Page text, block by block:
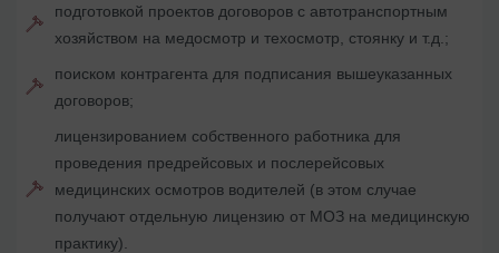
подготовкой проектов договоров с автотранспортным
хозяйством на медосмотр и техосмотр, стоянку и т.д.;
поиском контрагента для подписания вышеуказанных
договоров;
лицензированием собственного работника для
проведения предрейсовых и послерейсовых
медицинских осмотров водителей (в этом случае
получают отдельную лицензию от МОЗ на медицинскую
практику).